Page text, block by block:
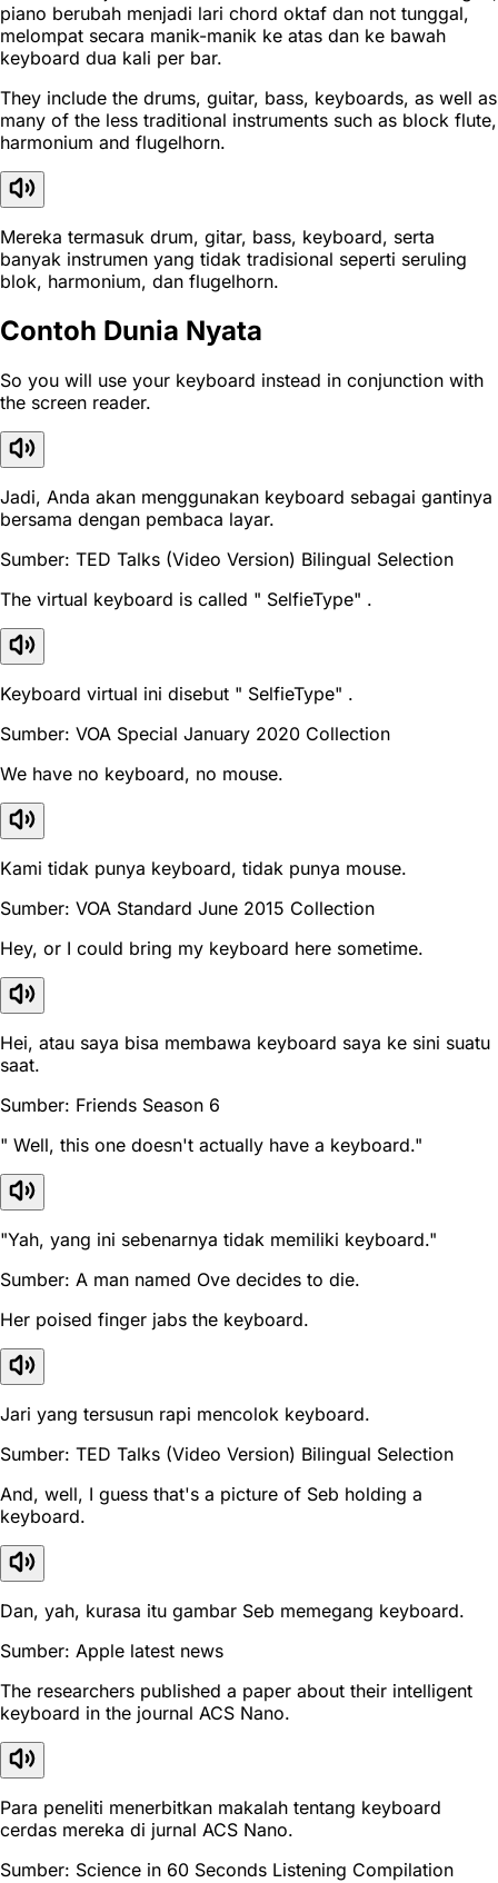
piano berubah menjadi lari chord oktaf dan not tunggal,
melompat secara manik-manik ke atas dan ke bawah
keyboard dua kali per bar.
They include the drums, guitar, bass, keyboards, as well as
many of the less traditional instruments such as block flute,
harmonium and flugelhorn.
Mereka termasuk drum, gitar, bass, keyboard, serta
banyak instrumen yang tidak tradisional seperti seruling
blok, harmonium, dan flugelhorn.
Contoh Dunia Nyata
So you will use your keyboard instead in conjunction with
the screen reader.
Jadi, Anda akan menggunakan keyboard sebagai gantinya
bersama dengan pembaca layar.
Sumber: TED Talks (Video Version) Bilingual Selection
The virtual keyboard is called " SelfieType" .
Keyboard virtual ini disebut " SelfieType" .
Sumber: VOA Special January 2020 Collection
We have no keyboard, no mouse.
Kami tidak punya keyboard, tidak punya mouse.
Sumber: VOA Standard June 2015 Collection
Hey, or I could bring my keyboard here sometime.
Hei, atau saya bisa membawa keyboard saya ke sini suatu
saat.
Sumber: Friends Season 6
" Well, this one doesn't actually have a keyboard."
"Yah, yang ini sebenarnya tidak memiliki keyboard."
Sumber: A man named Ove decides to die.
Her poised finger jabs the keyboard.
Jari yang tersusun rapi mencolok keyboard.
Sumber: TED Talks (Video Version) Bilingual Selection
And, well, I guess that's a picture of Seb holding a
keyboard.
Dan, yah, kurasa itu gambar Seb memegang keyboard.
Sumber: Apple latest news
The researchers published a paper about their intelligent
keyboard in the journal ACS Nano.
Para peneliti menerbitkan makalah tentang keyboard
cerdas mereka di jurnal ACS Nano.
Sumber: Science in 60 Seconds Listening Compilation